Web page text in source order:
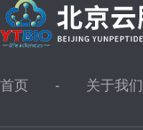
首页 关于我们